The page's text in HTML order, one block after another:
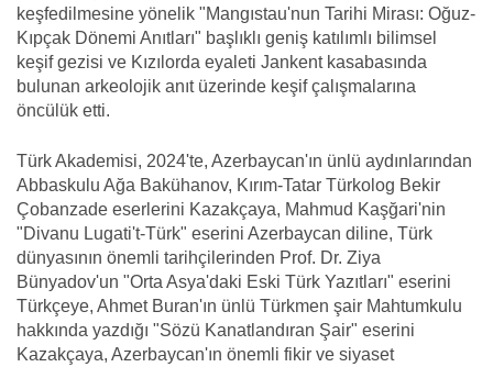
keşfedilmesine yönelik "Mangıstau'nun Tarihi Mirası: Oğuz-
Kıpçak Dönemi Anıtları" başlıklı geniş katılımlı bilimsel
keşif gezisi ve Kızılorda eyaleti Jankent kasabasında
bulunan arkeolojik anıt üzerinde keşif çalışmalarına
öncülük etti.
Türk Akademisi, 2024'te, Azerbaycan'ın ünlü aydınlarından
Abbaskulu Ağa Bakühanov, Kırım-Tatar Türkolog Bekir
Çobanzade eserlerini Kazakçaya, Mahmud Kaşğari'nin
"Divanu Lugati't-Türk" eserini Azerbaycan diline, Türk
dünyasının önemli tarihçilerinden Prof. Dr. Ziya
Bünyadov'un "Orta Asya'daki Eski Türk Yazıtları" eserini
Türkçeye, Ahmet Buran'ın ünlü Türkmen şair Mahtumkulu
hakkında yazdığı "Sözü Kanatlandıran Şair" eserini
Kazakçaya, Azerbaycan'ın önemli fikir ve siyaset